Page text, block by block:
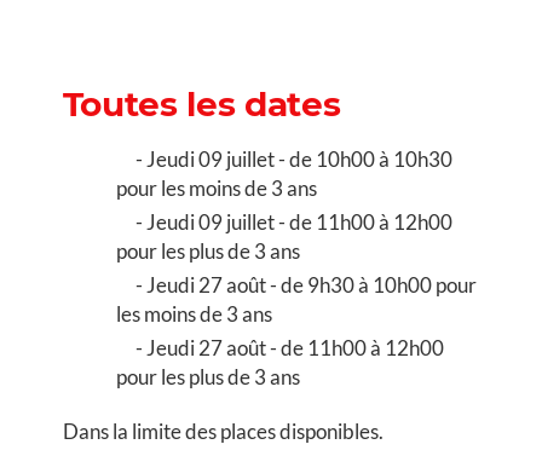
Toutes les dates
Jeudi 09 juillet - de 10h00 à 10h30
pour les moins de 3 ans
Jeudi 09 juillet - de 11h00 à 12h00
pour les plus de 3 ans
Jeudi 27 août - de 9h30 à 10h00 pour
les moins de 3 ans
Jeudi 27 août - de 11h00 à 12h00
pour les plus de 3 ans
Dans la limite des places disponibles.